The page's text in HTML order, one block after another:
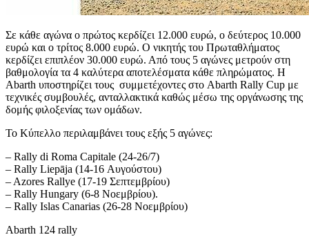
Σε κάθε αγώνα ο πρώτος κερδίζει 12.000 ευρώ, ο δεύτερος 10.000
ευρώ και ο τρίτος 8.000 ευρώ. Ο νικητής του Πρωταθλήματος
κερδίζει επιπλέον 30.000 ευρώ. Από τους 5 αγώνες μετρούν στη
βαθμολογία τα 4 καλύτερα αποτελέσματα κάθε πληρώματος. Η
Abarth υποστηρίζει τους συμμετέχοντες στο Abarth Rally Cup με
τεχνικές συμβουλές, ανταλλακτικά καθώς μέσω της οργάνωσης της
δομής φιλοξενίας των ομάδων.
Το Κύπελλο περιλαμβάνει τους εξής 5 αγώνες:
– Rally di Roma Capitale (24-26/7)
– Rally Liepāja (14-16 Αυγούστου)
– Azores Rallye (17-19 Σεπτεμβρίου)
– Rally Hungary (6-8 Νοεμβρίου).
– Rally Islas Canarias (26-28 Νοεμβρίου)
Abarth 124 rally